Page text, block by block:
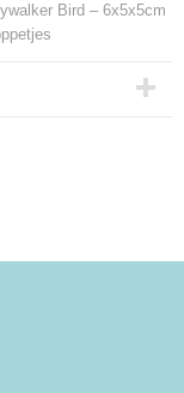
Bird – 6x5x5cm